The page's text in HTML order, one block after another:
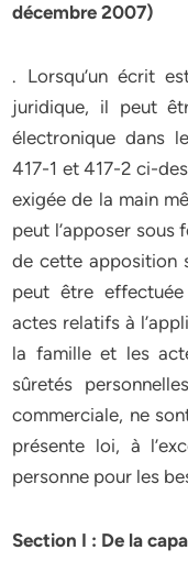
décembre 2007)
. Lorsqu’un écrit
juridique, il peut
électronique dans
417-1 et 417-2 ci-
exigée de la main
peut l’apposer sous
de cette apposition
peut être
actes relatifs à
la famille et les
sûretés
commerciale, ne
présente loi, à
personne pour les
Section I : De la